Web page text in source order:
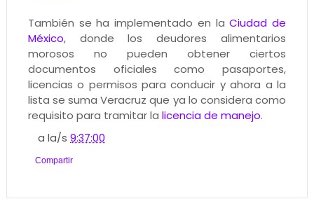
También se ha implementado en laCiudad de
México, donde los deudores alimentarios
morosos no pueden obtener ciertos
documentos oficiales como pasaportes,
licencias o permisos para conducir y ahora a la
lista se suma Veracruz que ya lo considera como
requisito para tramitar la licencia de manejo.
a la/s9:37:00
Compartir